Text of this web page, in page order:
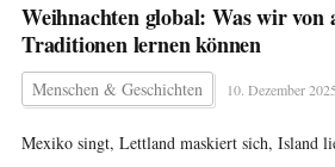
Weihnachten global: Was wir von
Traditionen lernen können
Menschen & Geschichten 10. Dezember 2025
Mexiko singt, Lettland maskiert sich, Island